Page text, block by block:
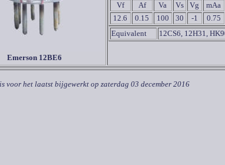
Emerson 12BE6
Vf Af Va Vs Vg mAa
12.6
0.15 100 30 -1 0.75
Equivalent
12CS6, 12H31,
voor het laatst bijgewerkt op zaterdag 03 december 2016